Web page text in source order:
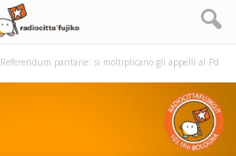
Referendum paritarie: si moltiplicano gli appelli al Pd